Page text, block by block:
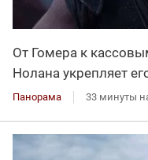
От Гомера к
Нолана укрепляет
Панорама 33 минуты